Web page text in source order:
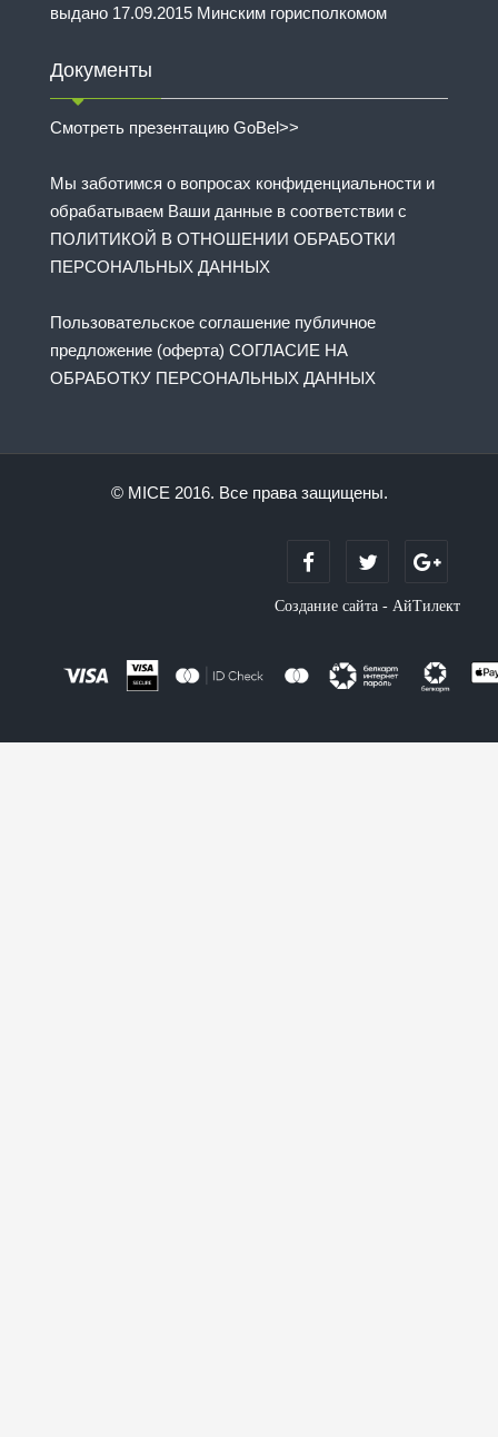
выдано 17.09.2015 Минским горисполкомом
Документы
Смотреть презентацию GoBel>>
Мы заботимся о вопросах конфиденциальности и
обрабатываем Ваши данные в соответствии с
ПОЛИТИКОЙ В ОТНОШЕНИИ ОБРАБОТКИ
ПЕРСОНАЛЬНЫХ ДАННЫХ
Пользовательское соглашение публичное
предложение (оферта) СОГЛАСИЕ НА
ОБРАБОТКУ ПЕРСОНАЛЬНЫХ ДАННЫХ
© MICE 2016. Все права защищены.
Создание сайта - АйТилект